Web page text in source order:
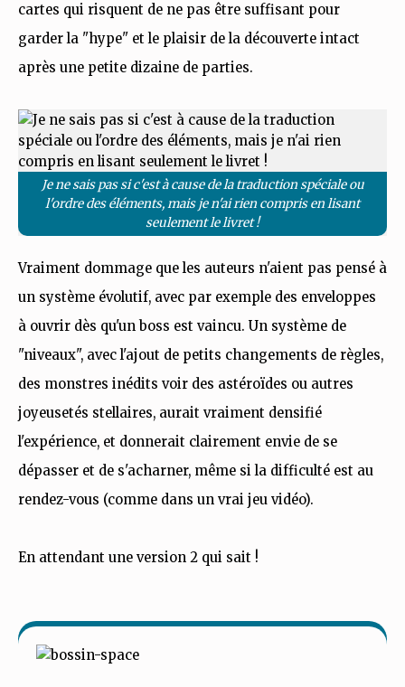
cartes qui risquent de ne pas être suffisant pour
garder la "hype" et le plaisir de la découverte intact
après une petite dizaine de parties.
Je ne sais pas si c'est à cause de la traduction spéciale ou
l'ordre des éléments, mais je n'ai rien compris en lisant
seulement le livret !
Vraiment dommage que les auteurs n'aient pas pensé à
un système évolutif, avec par exemple des enveloppes
à ouvrir dès qu'un boss est vaincu. Un système de
"niveaux", avec l'ajout de petits changements de règles,
des monstres inédits voir des astéroïdes ou autres
joyeusetés stellaires, aurait vraiment densifié
l'expérience, et donnerait clairement envie de se
dépasser et de s'acharner, même si la difficulté est au
rendez-vous (comme dans un vrai jeu vidéo).
En attendant une version 2 qui sait !